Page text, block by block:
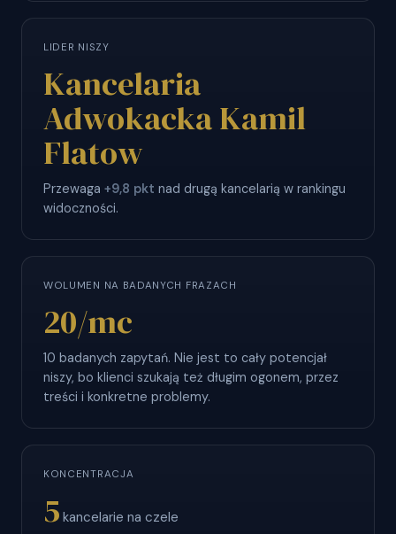
LIDER NISZY
Kancelaria
Adwokacka Kamil
Flatow
Przewaga +9,8 pkt nad drugą kancelarią w rankingu
widoczności.
WOLUMEN NA BADANYCH FRAZACH
20/mc
10 badanych zapytań. Nie jest to cały potencjał
niszy, bo klienci szukają też długim ogonem, przez
treści i konkretne problemy.
KONCENTRACJA
5 kancelarie na czele